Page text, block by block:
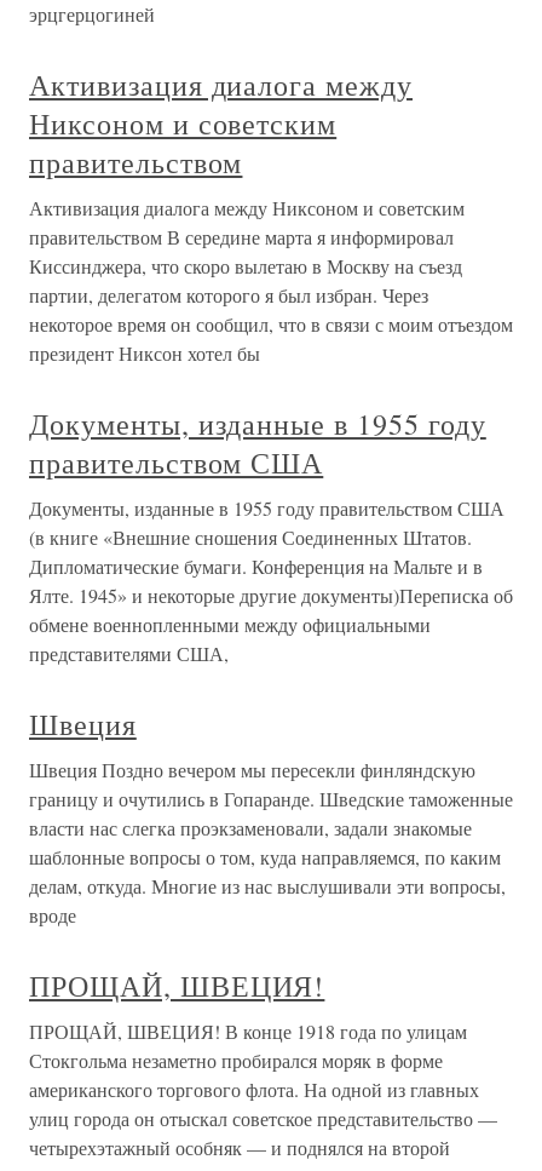
эрцгерцогиней
Активизация диалога между
Никсоном и советским
правительством
Активизация диалога между Никсоном и советским
правительством В середине марта я информировал
Киссинджера, что скоро вылетаю в Москву на съезд
партии, делегатом которого я был избран. Через
некоторое время он сообщил, что в связи с моим отъездом
президент Никсон хотел бы
Документы, изданные в 1955 году
правительством США
Документы, изданные в 1955 году правительством США
(в книге «Внешние сношения Соединенных Штатов.
Дипломатические бумаги. Конференция на Мальте и в
Ялте. 1945» и некоторые другие документы)Переписка об
обмене военнопленными между официальными
представителями США,
Швеция
Швеция Поздно вечером мы пересекли финляндскую
границу и очутились в Гопаранде. Шведские таможенные
власти нас слегка проэкзаменовали, задали знакомые
шаблонные вопросы о том, куда направляемся, по каким
делам, откуда. Многие из нас выслушивали эти вопросы,
вроде
ПРОЩАЙ, ШВЕЦИЯ!
ПРОЩАЙ, ШВЕЦИЯ! В конце 1918 года по улицам
Стокгольма незаметно пробирался моряк в форме
американского торгового флота. На одной из главных
улиц города он отыскал советское представительство —
четырехэтажный особняк — и поднялся на второй